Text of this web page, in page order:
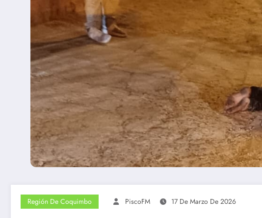
Región De Coquimbo PiscoFM 17 De Marzo De 2026